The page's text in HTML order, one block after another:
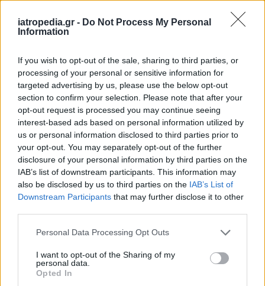
iatropedia.gr - Do Not Process My Personal
Information
If you wish to opt-out of the sale, sharing to third parties, or
processing of your personal or sensitive information for
targeted advertising by us, please use the below opt-out
section to confirm your selection. Please note that after your
opt-out request is processed you may continue seeing
interest-based ads based on personal information utilized by
us or personal information disclosed to third parties prior to
your opt-out. You may separately opt-out of the further
disclosure of your personal information by third parties on the
IAB’s list of downstream participants. This information may
also be disclosed by us to third parties on the IAB’s List of
Downstream Participants that may further disclose it to other
Personal Data Processing Opt Outs
I want to opt-out of the Sharing of my
personal data.
Opted In
FDA: Ενέκρινε το πρώτο εμβόλιο mRNA κατά της
γρίπης – 26,6% υψηλότερη αποτελεσματικότητα
έναντι παλιού
ΕΙΔΗΣΕΙΣ 06 Αυγούστου 2026 15:31
Αντόνιο Μπαντέρας: «Το έμφραγμα ήταν το καλύτερο
πράγμα που μου συνέβη στη ζωή μου»